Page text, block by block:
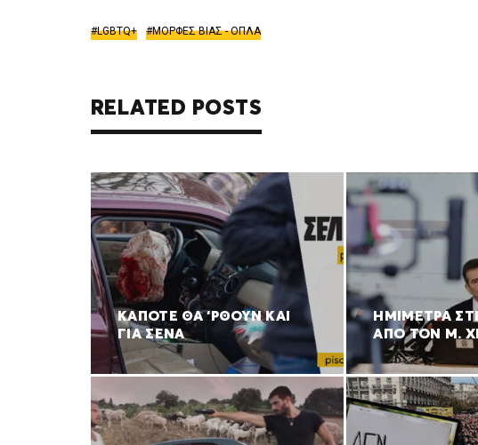
LGBTQ+ ΜΟΡΦΕΣ ΒΙΑΣ - ΟΠΛΑ
RELATED POSTS
ΚΑΠΟΤΕ ΘΑ ‘ΡΘΟΥΝ ΚΑΙ
ΓΙΑ ΣΕΝΑ
ΗΜΙΜΕΤΡΑ
ΑΠΌ ΤΟΝ Μ.